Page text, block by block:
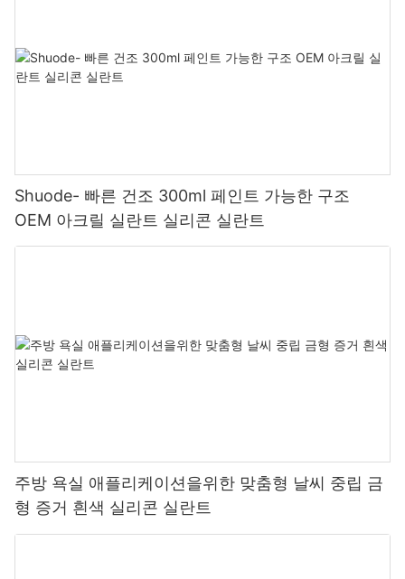
Shuode- 빠른 건조 300ml 페인트 가능한 구조
OEM 아크릴 실란트 실리콘 실란트
주방 욕실 애플리케이션을위한 맞춤형 날씨 중립 금
형 증거 흰색 실리콘 실란트